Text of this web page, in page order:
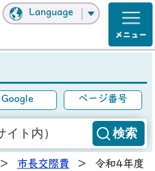
Language
Google ページ番号
> 市長交際費 > 令和4年度